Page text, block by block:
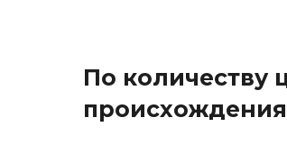
По количеству